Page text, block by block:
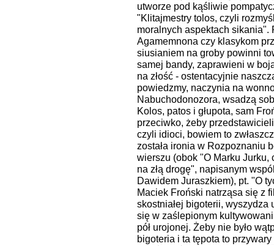
utworze pod kąśliwie
"Klitajmestry tolos, czyli
moralnych aspektach sikania".
Agamemnona czy klasykom
siusianiem na groby powinni
samej bandy, zaprawieni w
na złość - ostentacyjnie
powiedzmy, naczynia na
Nabuchodonozora, wsadzą
Kolos, patos i głupota, sam
przeciwko, żeby
czyli idioci, bowiem to
została ironia w Rozpoznaniu
wierszu (obok "O Marku Jurku,
na złą drogę", napisanym
Dawidem Juraszkiem), pt. "O
Maciek Froński natrząsa się z
skostniałej bigoterii, wyszydza
się w zaślepionym
pół urojonej. Żeby nie było
bigoteria i ta tępota to